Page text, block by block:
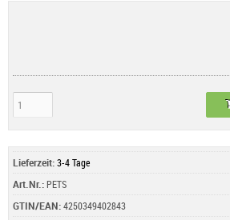
Lieferzeit:3-4 Tage
Art.Nr.:PETS
GTIN/EAN:4250349402843